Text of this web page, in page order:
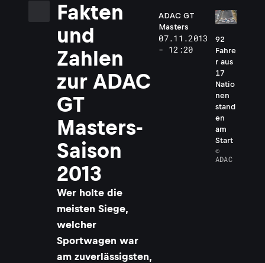
Fakten
und
Zahlen
zur ADAC
GT
Masters-
Saison
2013
Wer holte die
meisten Siege,
welcher
Sportwagen war
am zuverlässigsten,
ADAC GT
Masters
07.11.2013
- 12:20
92
Fahre
r aus
17
Natio
nen
stand
en
am
Start
©
ADAC